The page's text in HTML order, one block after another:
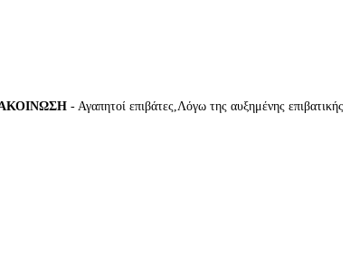
- Αγαπητοί επιβάτες,Λόγω της αυξημένης επιβατικής